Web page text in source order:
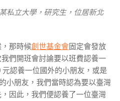
私立大學，研究生，位居新北
那時候創世基金會固定會發放
們開班會討論要以班費認養一
認養一位國外的小朋友，或是
小朋友，我們當時認為要以臺灣
因此，我們便認養了一位臺灣